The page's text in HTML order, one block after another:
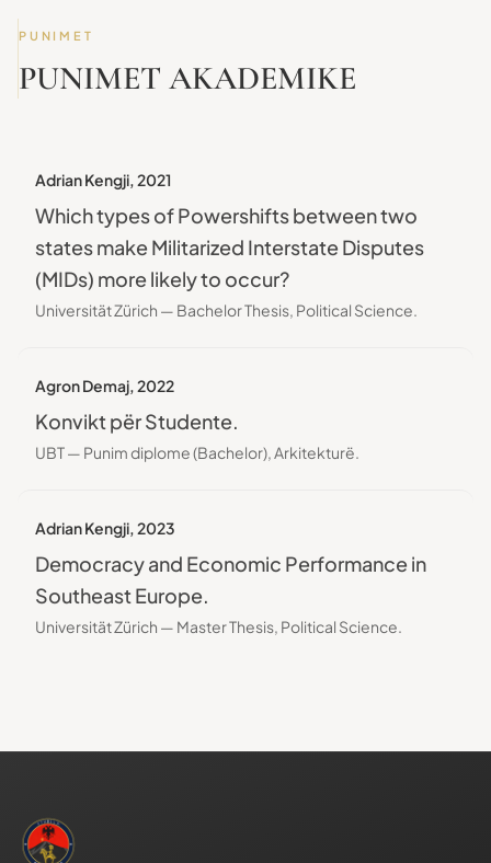
PUNIMET
PUNIMET AKADEMIKE
Adrian Kengji,2021
Which types of Powershifts between two
states make Militarized Interstate Disputes
(MIDs) more likely to occur?
Universität Zürich — Bachelor Thesis, Political Science.
Agron Demaj,2022
Konvikt për Studente.
UBT — Punim diplome (Bachelor), Arkitekturë.
Adrian Kengji,2023
Democracy and Economic Performance in
Southeast Europe.
Universität Zürich — Master Thesis, Political Science.